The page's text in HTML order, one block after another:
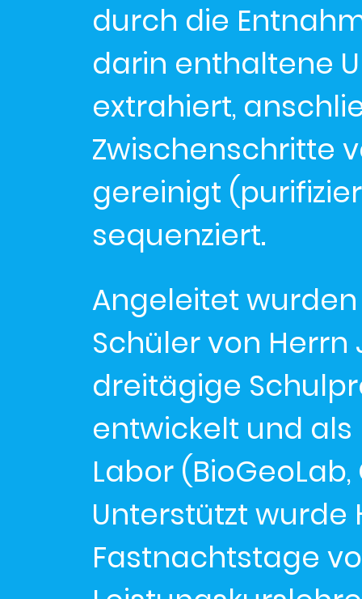
durch die
darin enthaltene
extrahiert,
Zwischenschritte
gereinigt
sequenziert.
Angeleitet
Schüler von Herrn
dreitägige
entwickelt und
Labor
Unterstützt wurde
Fastnachtstage